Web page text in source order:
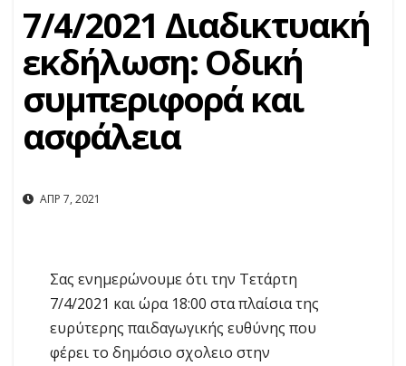
7/4/2021 Διαδικτυακή
εκδήλωση: Οδική
συμπεριφορά και
ασφάλεια
ΑΠΡ 7, 2021
Σας ενημερώνουμε ότι την Τετάρτη
7/4/2021 και ώρα 18:00 στα πλαίσια της
ευρύτερης παιδαγωγικής ευθύνης που
φέρει το δημόσιο σχολειο στην